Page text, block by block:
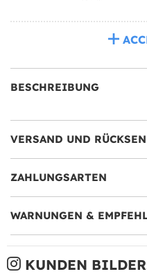
BESCHREIBUNG
VERSAND UND
ZAHLUNGSARTEN
WARNUNGEN &
KUNDEN